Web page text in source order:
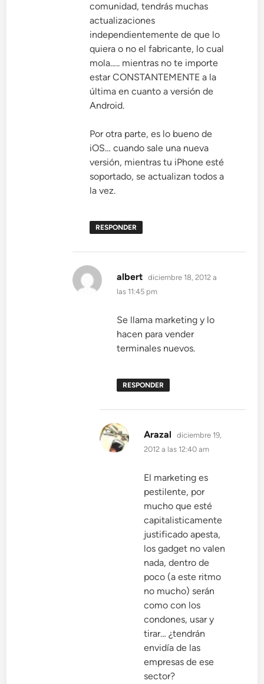
comunidad, tendrás muchas
actualizaciones
independientemente de que lo
quiera o no el fabricante, lo cual
mola….. mientras no te importe
estar CONSTANTEMENTE a la
última en cuanto a versión de
Android.
Por otra parte, es lo bueno de
iOS… cuando sale una nueva
versión, mientras tu iPhone esté
soportado, se actualizan todos a
la vez.
RESPONDER
albert dice:
diciembre 18, 2012 a
las 11:45 pm
Se llama marketing y lo
hacen para vender
terminales nuevos.
RESPONDER
Arazal dice:
diciembre 19,
2012 a las 12:40 am
El marketing es
pestilente, por
mucho que esté
capitalisticamente
justificado apesta,
los gadget no valen
nada, dentro de
poco (a este ritmo
no mucho) serán
como con los
condones, usar y
tirar… ¿tendrán
envidía de las
empresas de ese
sector?